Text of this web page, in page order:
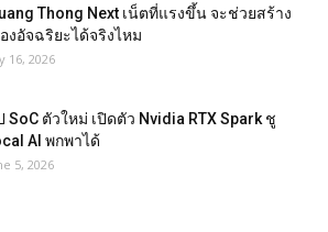
Thong Next เน็ตที่แรงขึ้น จะช่วยสร้าง
องอัจฉริยะได้จริงไหม
16, 2026
SoC ตัวใหม่ เปิดตัว Nvidia RTX Spark ชู
AI พกพาได้
5, 2026